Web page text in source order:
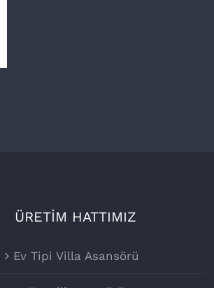
ÜRETİM HATTIMIZ
Ev Tipi Villa Asansörü